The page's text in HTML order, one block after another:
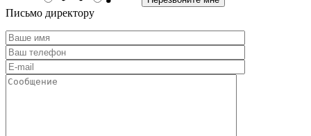
Письмо директору